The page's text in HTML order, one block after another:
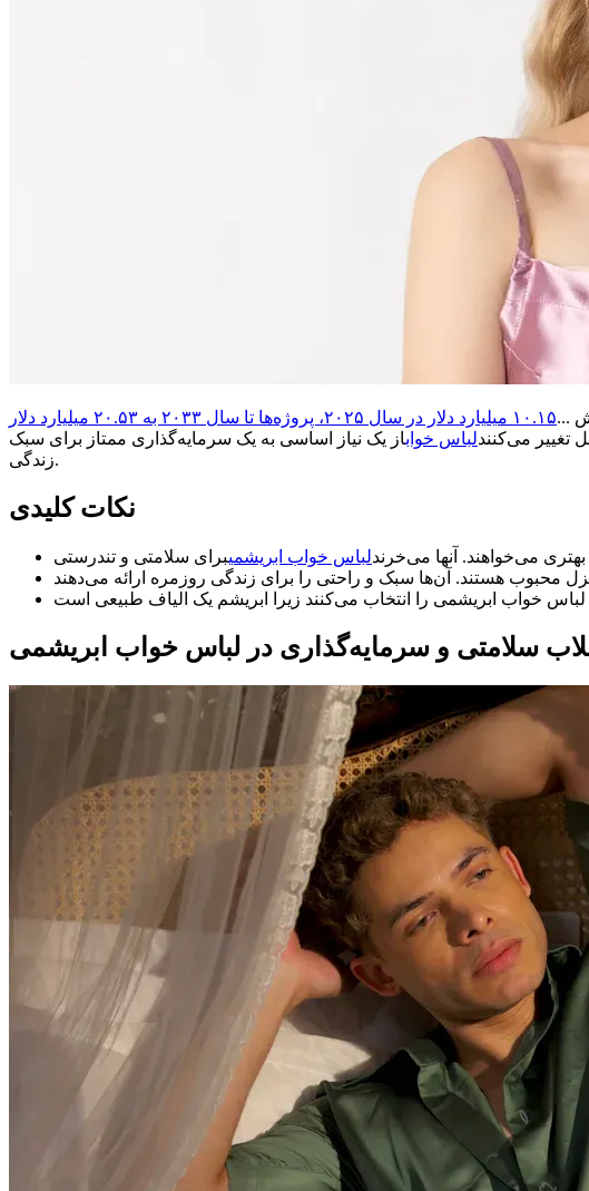
...
۱۰.۱۵ میلیارد دلار در سال ۲۰۲۵، پروژه‌ها تا سال ۲۰۳۳ به ۲۰.۵۳ میلیارد دلار
تغییر می‌کنندلباس خواباز یک نیاز اساسی به یک سرمایه‌گذاری ممتاز برای سبک
زندگی.
نکات کلیدی
می‌خواهند. آنها می‌خرندلباس خواب ابریشمی
سلامتی و سرمایه‌گذاری در لباس خواب ابریشمی